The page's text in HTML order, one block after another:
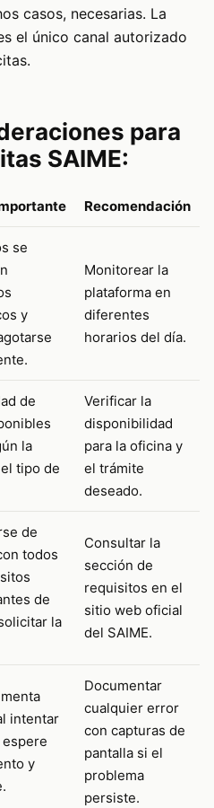
casos, necesarias. La
el único canal autorizado
para
SAIME:
Recomendación
se
y
Monitorear la
plataforma en
diferentes
horarios del día.
de
la
tipo de
Verificar la
disponibilidad
para la oficina y
el trámite
deseado.
de
todos
de
la
Consultar la
sección de
requisitos en el
sitio web oficial
del SAIME.
intentar
espere
y
Documentar
cualquier error
con capturas de
pantalla si el
problema
persiste.